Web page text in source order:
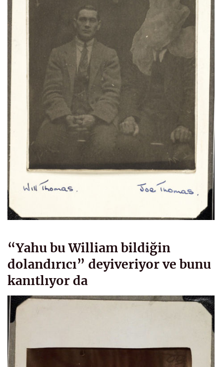
“Yahu bu William bildiğin
dolandırıcı” deyiveriyor ve bunu
kanıtlıyor da